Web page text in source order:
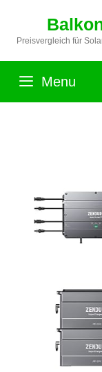
springen
Preisvergleich für
Menu